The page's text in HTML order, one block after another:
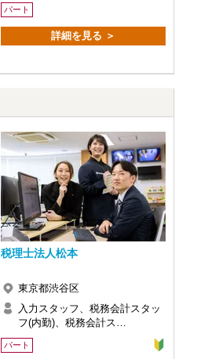
パート
詳細を見る ＞
税理士法人松本
東京都渋谷区
入力スタッフ、税務会計スタッ
フ(内勤)、税務会計ス…
パート